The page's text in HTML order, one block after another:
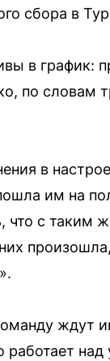
сбора в
в график:
по словам
в
им на
с таким
ждут